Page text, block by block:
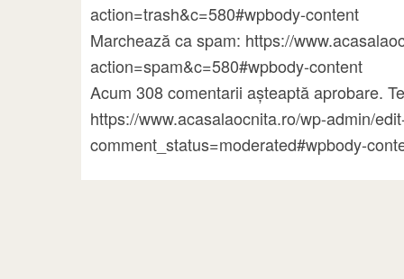
action=trash&c=580#wpbody-content
Marchează ca spam: https://
action=spam&c=580#wpbody-content
Acum 308 comentarii așteaptă aprobare.
https://www.acasalaocnita.ro/wp-admin/
comment_status=moderated#wpbody-